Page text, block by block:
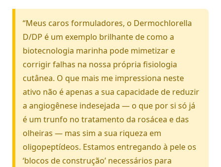
“Meus caros formuladores, o Dermochlorella
D/DP é um exemplo brilhante de como a
biotecnologia marinha pode mimetizar e
corrigir falhas na nossa própria fisiologia
cutânea. O que mais me impressiona neste
ativo não é apenas a sua capacidade de reduzir
a angiogênese indesejada — o que por si só já
é um trunfo no tratamento da rosácea e das
olheiras — mas sim a sua riqueza em
oligopeptídeos. Estamos entregando à pele os
‘blocos de construção’ necessários para